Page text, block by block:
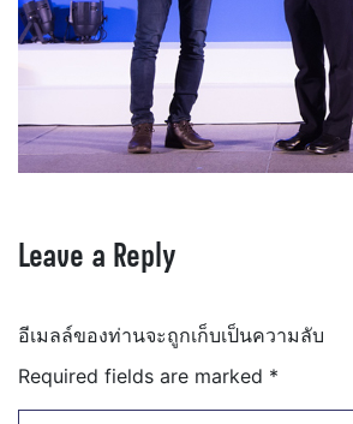
Leave a Reply
อีเมลล์ของท่านจะถูกเก็บเป็นความลับ
Required fields are marked *